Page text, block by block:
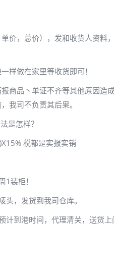
价，总价），发和收货人资
样做在家里等收货即可！
商品丶单证不齐等其他原因
我司不负责其后果。
是怎样？
税都是实报实销
1装柜！
，发货到我司仓库。
到港时间，代理清关，送货上